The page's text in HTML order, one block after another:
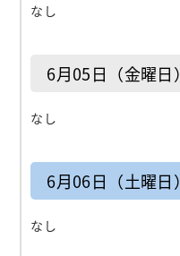
なし
6月05日（金曜日）
なし
6月06日（土曜日）
なし